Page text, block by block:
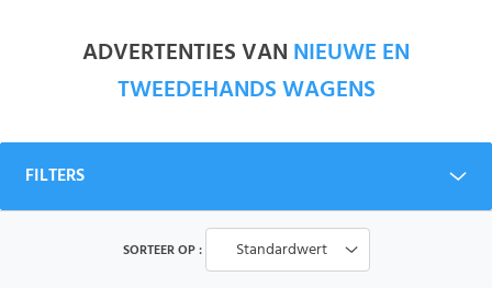
ADVERTENTIES VAN NIEUWE EN
TWEEDEHANDS WAGENS
FILTERS
SORTEER OP : Standardwert